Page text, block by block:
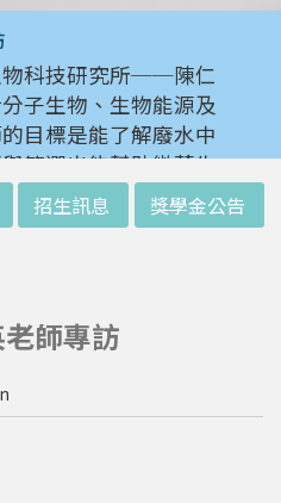
物科技研究所──陳仁
子生物、生物能源及
目標是能了解廢水中
篩選出能幫助微藻生
供未來廢水處理與微
是一個富含好奇心。
，研究動物科學。但
藉由他的經驗告訴我
試不同的方法，也許
路上總有坎坷，但是
招生訊息 獎學金公告
師專訪